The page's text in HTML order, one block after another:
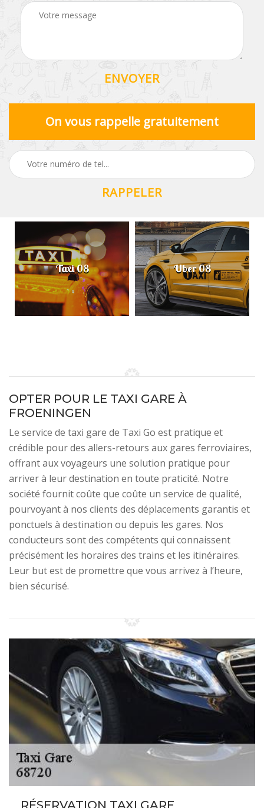
On vous rappelle gratuitement
Taxi 08 Uber 08
OPTER POUR LE TAXI GARE À
FROENINGEN
Le service de taxi gare de Taxi Go est pratique et
crédible pour des allers-retours aux gares ferroviaires,
offrant aux voyageurs une solution pratique pour
arriver à leur destination en toute praticité. Notre
société fournit coûte que coûte un service de qualité,
pourvoyant à nos clients des déplacements garantis et
ponctuels à destination ou depuis les gares. Nos
conducteurs sont des compétents qui connaissent
précisément les horaires des trains et les itinéraires.
Leur but est de promettre que vous arrivez à l’heure,
bien sécurisé.
RÉSERVATION TAXI GARE